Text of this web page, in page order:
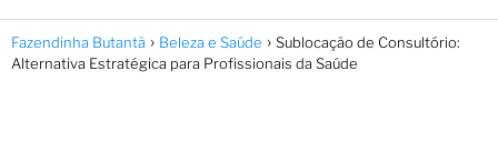
Fazendinha Butantã Beleza e Saúde
Sublocação de Consultório:
Alternativa Estratégica para Profissionais da Saúde